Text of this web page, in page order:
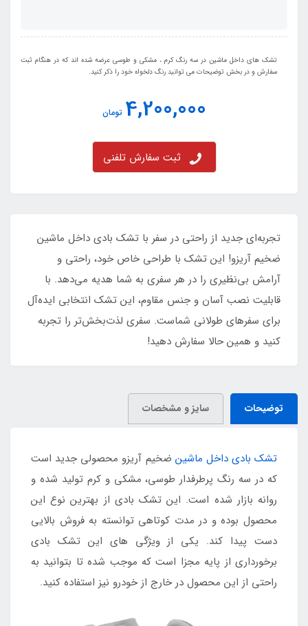
تشک های داخل ماشین در سه رنگ کرم ، مشکی و طوسی عرضه شده اند که در هنگام ثبت
سفارش و در بخش توضیحات می توانید رنگ دلخواه خود را ذکر کنید.
4,200,000 تومان
ثبت سفارش تلفنی
تجربه‌ای جدید از راحتی در سفر با تشک بادی داخل ماشین
ضخیم آریزو! این تشک با طراحی خاص خود، راحتی و
آرامش بی‌نظیری را در هر سفری به شما هدیه می‌دهد. با
قابلیت نصب آسان و جنس مقاوم، این تشک انتخابی ایده‌آل
برای سفرهای طولانی شماست. سفری لذت‌بخش‌تر را تجربه
کنید و همین حالا سفارش دهید!
توضیحات سایز و مشخصات
تشک بادی داخل ماشین ضخیم آریزو محصولی جدید است
که در سه رنگ پرطرفدار طوسی، مشکی و کرم تولید شده و
روانه بازار شده است. این تشک بادی از بهترین نوع این
محصول بوده و در مدت کوتاهی توانسته به فروش بالایی
دست پیدا کند. یکی از ویژگی های این تشک بادی
برخورداری از پایه مجزا است که موجب شده تا بتوانید به
راحتی از این محصول در خارج از خودرو نیز استفاده کنید.